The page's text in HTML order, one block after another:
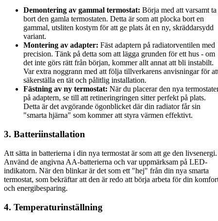
Demontering av gammal termostat: Börja med att varsamt ta
bort den gamla termostaten. Detta är som att plocka bort en
gammal, utsliten kostym för att ge plats åt en ny, skräddarsydd
variant.
Montering av adapter: Fäst adaptern på radiatorventilen med
precision. Tänk på detta som att lägga grunden för ett hus - om
det inte görs rätt från början, kommer allt annat att bli instabilt.
Var extra noggrann med att följa tillverkarens anvisningar för
säkerställa en tät och pålitlig installation.
Fästning av ny termostat: När du placerar den nya
på adaptern, se till att retineringringen sitter perfekt på plats.
Detta är det avgörande ögonblicket där din radiator får sin
"smarta hjärna" som kommer att styra värmen effektivt.
3. Batteriinstallation
Att sätta in batterierna i din nya termostat är som att ge den livsenergi.
Använd de angivna AA-batterierna och var uppmärksam på LED-
indikatorn. När den blinkar är det som ett "hej" från din nya smarta
termostat, som bekräftar att den är redo att börja arbeta för din
och energibesparing.
4. Temperaturinställning